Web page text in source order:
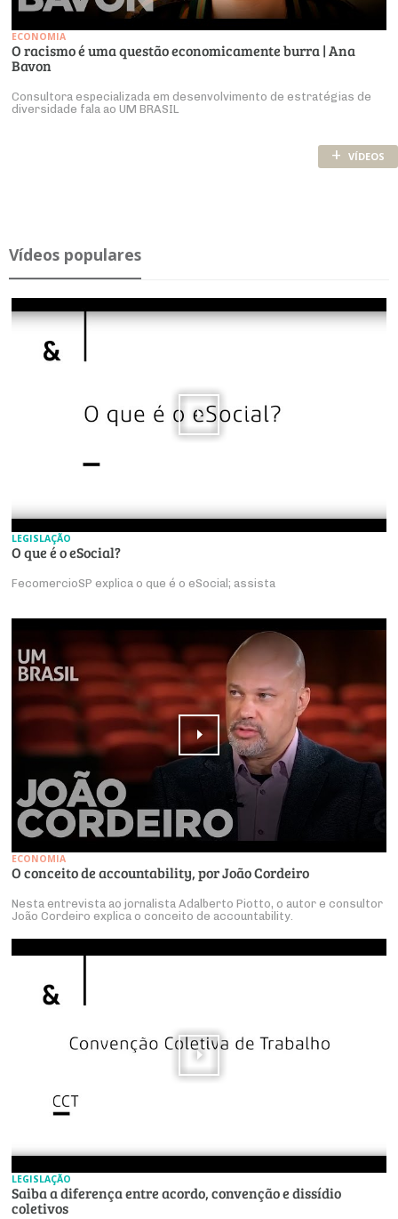
ECONOMIA
O racismo é uma questão economicamente burra | Ana
Bavon
Consultora especializada em desenvolvimento de estratégias de
diversidade fala ao UM BRASIL
+ VÍDEOS
Ví­deos po­pu­lares
LEGISLAÇÃO
O que é o eSocial?
FecomercioSP explica o que é o eSocial; assista
ECONOMIA
O conceito de accountability, por João Cordeiro
Nesta entrevista ao jornalista Adalberto Piotto, o autor e consultor
João Cordeiro explica o conceito de accountability.
LEGISLAÇÃO
Saiba a diferença entre acordo, convenção e dissídio
coletivos